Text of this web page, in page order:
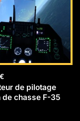
€
de pilotage
de chasse F-35